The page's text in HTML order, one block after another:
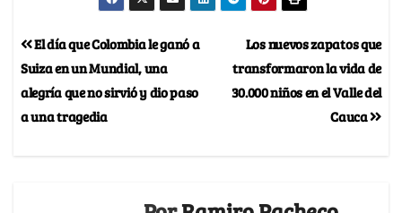
Los nuevos zapatos que
transformaron la vida de
30.000 niños en el Valle del
Cauca
El día que Colombia le ganó a
Suiza en un Mundial, una
alegría que no sirvió y dio paso
a una tragedia